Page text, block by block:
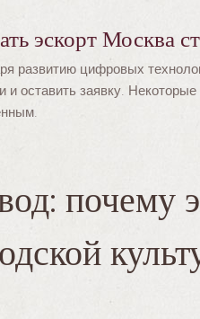
эскорт Москва
развитию цифровых
и оставить заявку.
почему